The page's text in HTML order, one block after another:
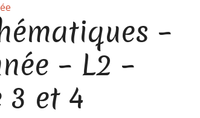
–
– L2 –
3 et 4